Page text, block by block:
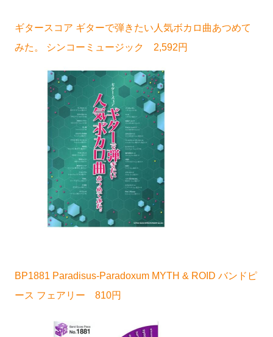
ギタースコア ギターで弾きたい人気ボカロ曲あつめて
みた。 シンコーミュージック 2,592円
BP1881 Paradisus-Paradoxum MYTH & ROID バンドピ
ース フェアリー 810円